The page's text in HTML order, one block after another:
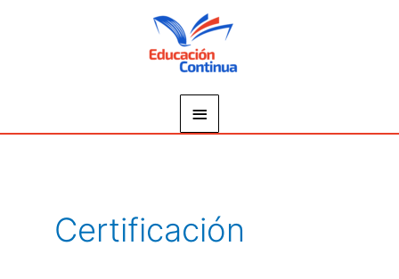
Menú
principal
Certificación